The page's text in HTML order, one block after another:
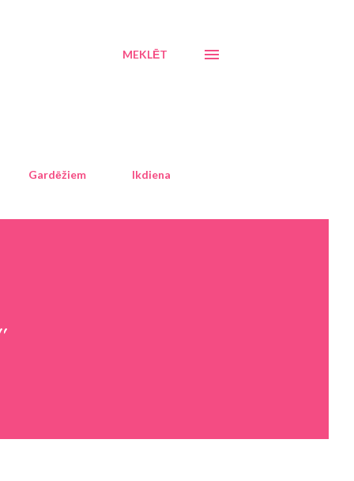
MEKLĒT
Gardēžiem Ikdiena